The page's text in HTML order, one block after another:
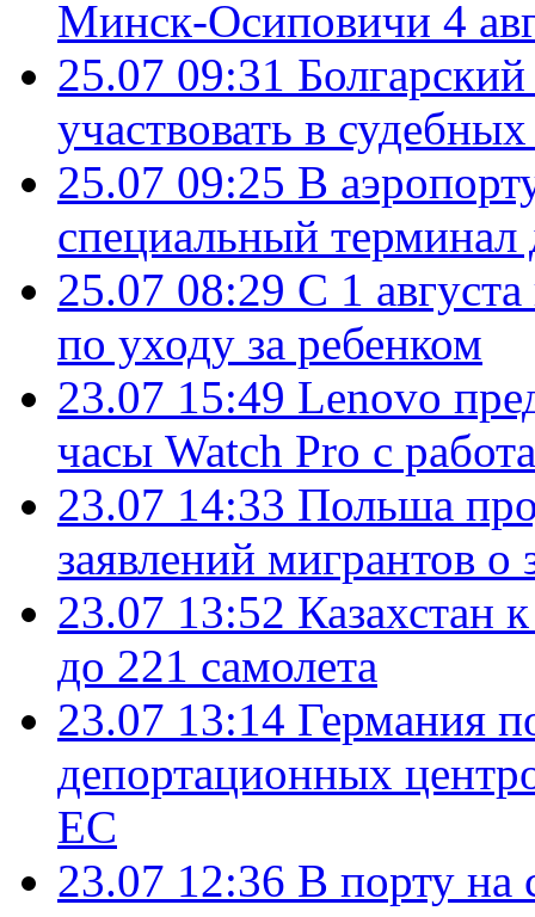
Минск-Осиповичи 4
25.07 09:31
участвовать в
25.07 09:25 В
специальный терминал
25.07 08:29 С 1
по уходу за ребенком
23.07 15:49 Lenovo
часы Watch Pro с
23.07 14:33 Польша
заявлений мигрантов
23.07 13:52 Казахстан
до 221 самолета
23.07 13:14 Германия
депортационных
ЕС
23.07 12:36 В порту на